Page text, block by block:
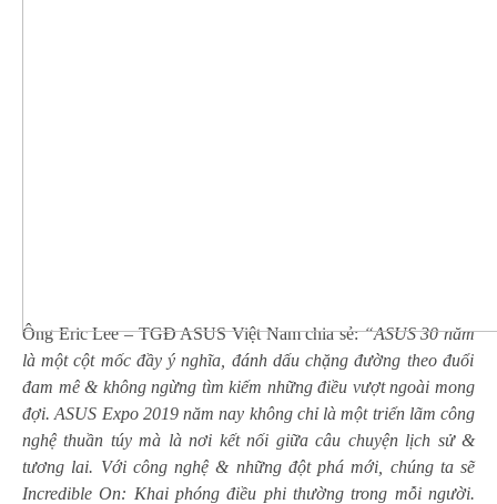
Ông Eric Lee – TGĐ ASUS Việt Nam chia sẻ:“ASUS 30 năm
là một cột mốc đầy ý nghĩa, đánh dấu chặng đường theo đuổi
đam mê & không ngừng tìm kiếm những điều vượt ngoài mong
đợi.ASUS Expo 2019 năm nay không chỉ là một triển lãm công
nghệ thuần túy mà là nơi kết nối giữa câu chuyện lịch sử &
tương lai. Với công nghệ & những đột phá mới, chúng ta sẽ
Incredible On: Khai phóng điều phi thường trong mỗi người.